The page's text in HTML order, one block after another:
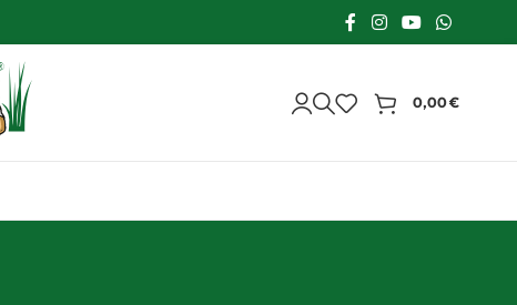
0,00€